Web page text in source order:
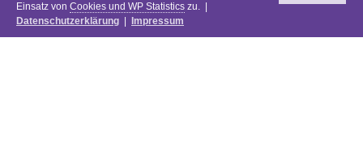
Einsatz von Cookies und WP Statistics zu. |
Datenschutzerklärung
Impressum